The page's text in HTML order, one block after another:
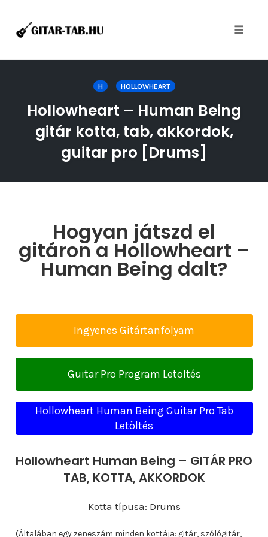
H HOLLOWHEART
Hollowheart – Human Being
gitár kotta, tab, akkordok,
guitar pro [Drums]
Hogyan játszd el
gitáron a Hollowheart –
Human Being dalt?
Ingyenes Gitártanfolyam
Guitar Pro Program Letöltés
Hollowheart Human Being Guitar Pro Tab
Letöltés
Hollowheart Human Being – GITÁR PRO
TAB, KOTTA, AKKORDOK
Kotta típusa: Drums
(Általában egy zeneszám minden kottája: gitár, szólógitár,